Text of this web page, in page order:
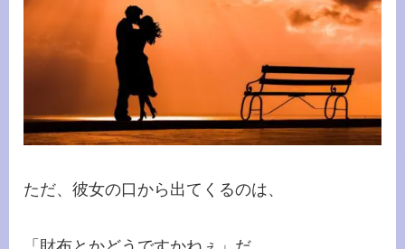
ただ、彼女の口から出てくるのは、